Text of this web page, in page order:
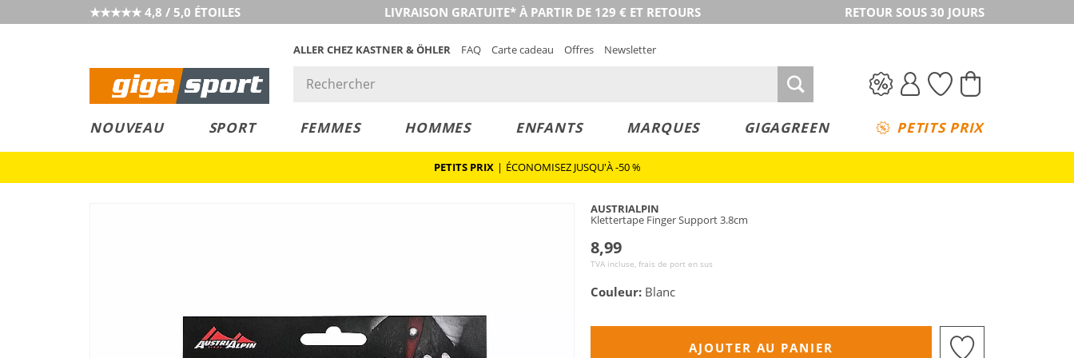
★★★★★ 4,8 / 5,0 ÉTOILES LIVRAISON GRATUITE* À PARTIR DE 129 € ET RETOURS RETOUR SOUS 30 JOURS
ALLER CHEZ KASTNER & ÖHLER FAQ Carte cadeau Offres Newsletter
NOUVEAU SPORT FEMMES HOMMES ENFANTS MARQUES GIGAGREEN PETITS PRIX
PETITS PRIX | ÉCONOMISEZ JUSQU'À -50 %
AUSTRIALPIN
Klettertape Finger Support 3.8cm
8,99
TVA incluse, frais de port en sus
Couleur: Blanc
AJOUTER AU PANIER